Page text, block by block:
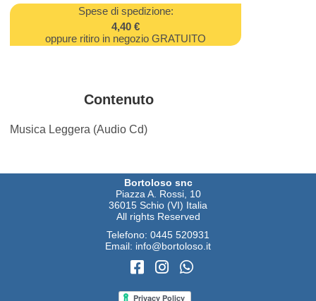
Spese di spedizione:
4,40 €
oppure ritiro in negozio GRATUITO
Contenuto
Musica Leggera (Audio Cd)
Bortoloso snc
Piazza A. Rossi, 10
36015 Schio (VI) Italia
All rights Reserved
Telefono: 0445 520931
Email: info@bortoloso.it